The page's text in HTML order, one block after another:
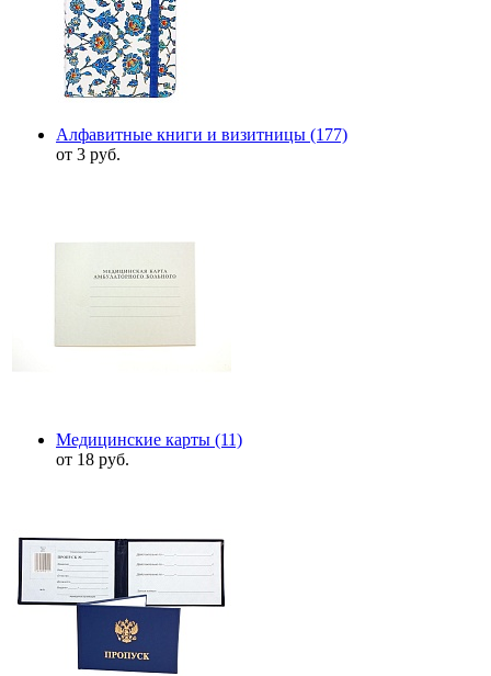
Алфавитные книги и визитницы (177)
от 3 руб.
Медицинские карты (11)
от 18 руб.